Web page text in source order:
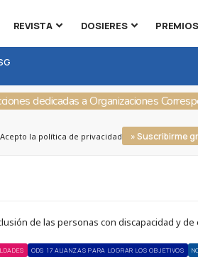
REVISTA DOSIERES PREMIOS
dedicadas a Organizaciones
Acepto la política de privacidad » Suscribirme
de las personas con discapacidad y
ODS 17 ALIANZAS PARA LOGRAR LOS OBJETIVOS